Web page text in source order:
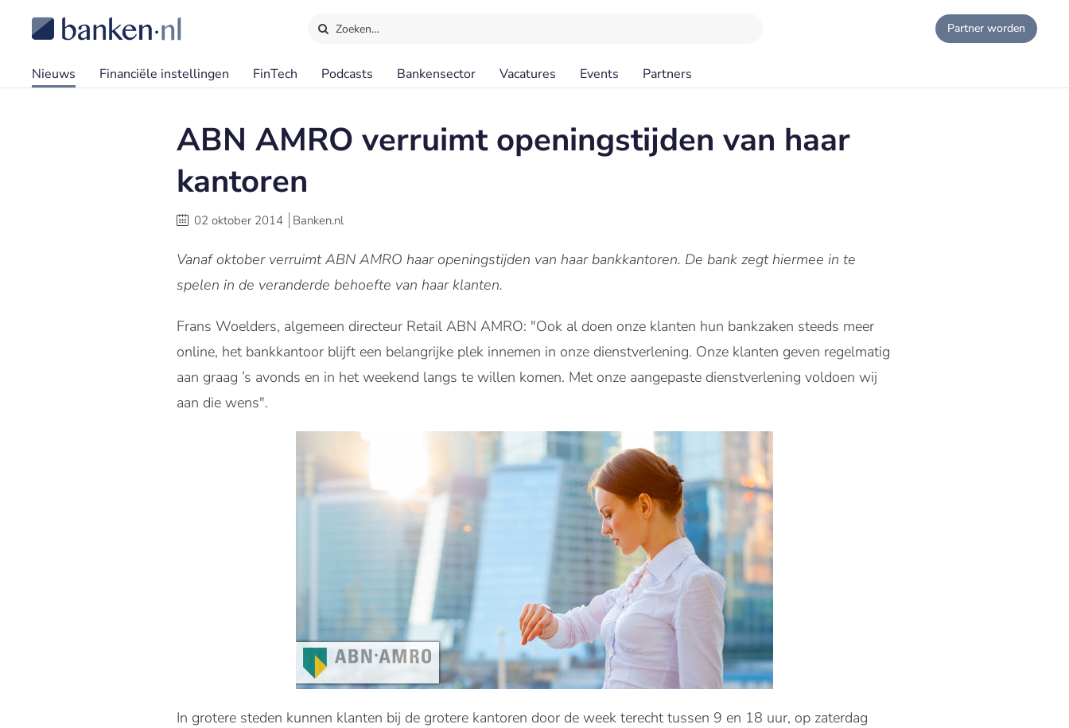
Zoeken… Partner worden
Nieuws Financiële instellingen FinTech Podcasts Bankensector Vacatures Events Partners
ABN AMRO verruimt openingstijden van haar
kantoren
02 oktober 2014 Banken.nl
Vanaf oktober verruimt ABN AMRO haar openingstijden van haar bankkantoren. De bank zegt hiermee in te
spelen in de veranderde behoefte van haar klanten.
Frans Woelders, algemeen directeur Retail ABN AMRO: "Ook al doen onze klanten hun bankzaken steeds meer
online, het bankkantoor blijft een belangrijke plek innemen in onze dienstverlening. Onze klanten geven regelmatig
aan graag ’s avonds en in het weekend langs te willen komen. Met onze aangepaste dienstverlening voldoen wij
aan die wens".
In grotere steden kunnen klanten bij de grotere kantoren door de week terecht tussen 9 en 18 uur, op zaterdag